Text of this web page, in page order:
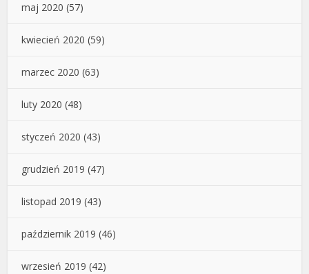
maj 2020 (57)
kwiecień 2020 (59)
marzec 2020 (63)
luty 2020 (48)
styczeń 2020 (43)
grudzień 2019 (47)
listopad 2019 (43)
październik 2019 (46)
wrzesień 2019 (42)